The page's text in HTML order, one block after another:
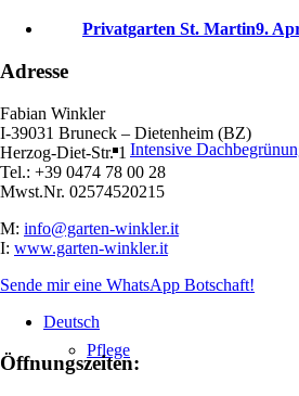
Intensive
Pflege
Privatgarten St. Martin9.
Adresse
Fabian Winkler
I-39031 Bruneck – Dietenheim (BZ)
Herzog-Diet-Str. 1
Tel.: +39 0474 78 00 28
Mwst.Nr. 02574520215
M: info@garten-winkler.it
I: www.garten-winkler.it
Sende mir eine WhatsApp Botschaft!
Deutsch
Öffnungszeiten: